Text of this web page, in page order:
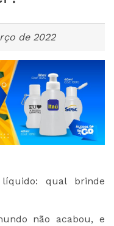
de 2022
qual brinde
não acabou, e